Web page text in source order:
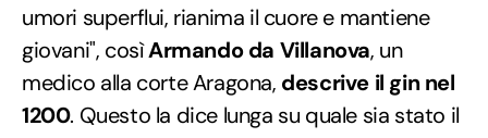
umori superflui, rianima il cuore e mantiene
giovani", cosìArmando da Villanova, un
medico alla corte Aragona, descrive il gin nel
1200. Questo la dice lunga su quale sia stato il